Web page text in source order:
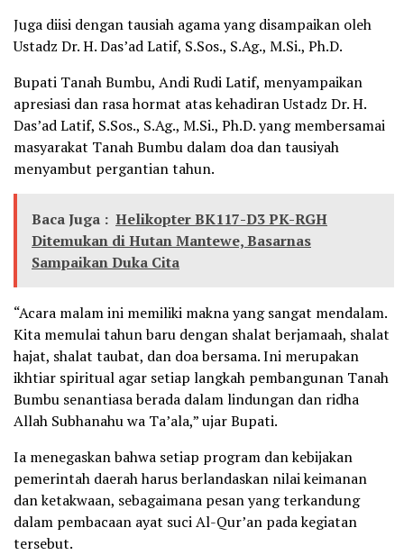
Juga diisi dengan tausiah agama yang disampaikan oleh
Ustadz Dr. H. Das’ad Latif, S.Sos., S.Ag., M.Si., Ph.D.
Bupati Tanah Bumbu, Andi Rudi Latif, menyampaikan
apresiasi dan rasa hormat atas kehadiran Ustadz Dr. H.
Das’ad Latif, S.Sos., S.Ag., M.Si., Ph.D. yang membersamai
masyarakat Tanah Bumbu dalam doa dan tausiyah
menyambut pergantian tahun.
Baca Juga : Helikopter BK117-D3 PK-RGH
Ditemukan di Hutan Mantewe, Basarnas
Sampaikan Duka Cita
“Acara malam ini memiliki makna yang sangat mendalam.
Kita memulai tahun baru dengan shalat berjamaah, shalat
hajat, shalat taubat, dan doa bersama. Ini merupakan
ikhtiar spiritual agar setiap langkah pembangunan Tanah
Bumbu senantiasa berada dalam lindungan dan ridha
Allah Subhanahu wa Ta’ala,” ujar Bupati.
Ia menegaskan bahwa setiap program dan kebijakan
pemerintah daerah harus berlandaskan nilai keimanan
dan ketakwaan, sebagaimana pesan yang terkandung
dalam pembacaan ayat suci Al-Qur’an pada kegiatan
tersebut.